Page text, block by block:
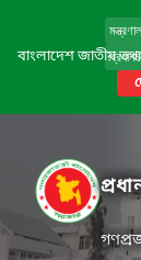
বাংলাদেশ জাতীয়